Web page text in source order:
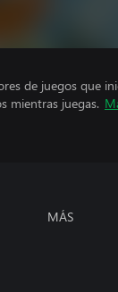
de juegos que
mientras juegas.
MÁS